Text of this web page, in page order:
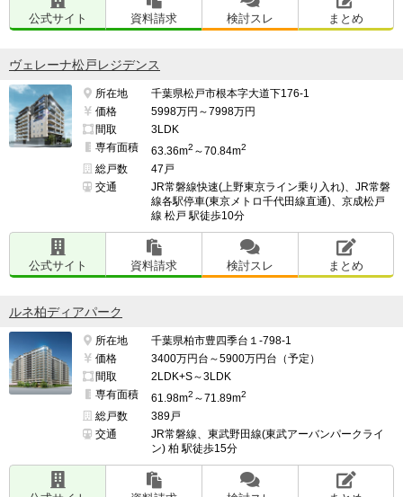
公式サイト 資料請求 検討スレ まとめ
ヴェレーナ松戸レジデンス
所在地
千葉県松戸市根本字大道下176-1
価格
5998万円～7998万円
間取
3LDK
専有面積
63.36m2 ～70.84m2
総戸数
47戸
交通
JR常磐線快速(上野東京ライン乗り入れ)、JR常磐
線各駅停車(東京メトロ千代田線直通)、京成松戸
線 松戸 駅徒歩10分
公式サイト 資料請求 検討スレ まとめ
ルネ柏ディアパーク
所在地
千葉県柏市豊四季台１-798-1
価格
3400万円台～5900万円台（予定）
間取
2LDK+S～3LDK
専有面積
61.98m2 ～71.89m2
総戸数
389戸
交通
JR常磐線、東武野田線(東武アーバンパークライ
ン) 柏 駅徒歩15分